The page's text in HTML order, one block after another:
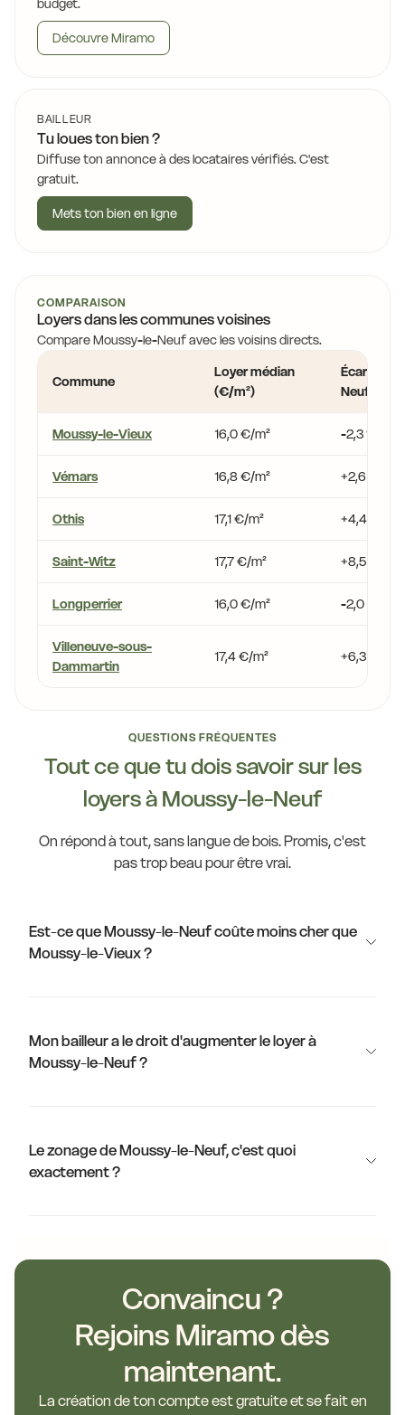
budget.
Découvre Miramo
BAILLEUR
Tu loues ton bien ?
Diffuse ton annonce à des locataires vérifiés. C'est
gratuit.
Mets ton bien en ligne
COMPARAISON
Loyers dans les communes voisines
Compare Moussy-le-Neuf avec les voisins directs.
Commune
Loyer médian
(€/m²)
Écart vs
Neuf
Moussy-le-Vieux 16,0 €/m² -2,3 %
Vémars 16,8 €/m² +2,6 %
Othis 17,1 €/m² +4,4 %
Saint-Witz 17,7 €/m² +8,5 %
Longperrier 16,0 €/m² -2,0 %
Villeneuve-sous-
Dammartin
17,4 €/m² +6,3 %
QUESTIONS FRÉQUENTES
Tout ce que tu dois savoir sur les
loyers à Moussy-le-Neuf
On répond à tout, sans langue de bois. Promis, c'est
pas trop beau pour être vrai.
Est-ce que Moussy-le-Neuf coûte moins cher que
Moussy-le-Vieux ?
Mon bailleur a le droit d'augmenter le loyer à
Moussy-le-Neuf ?
Le zonage de Moussy-le-Neuf, c'est quoi
exactement ?
Convaincu ?
Rejoins Miramo dès
maintenant.
La création de ton compte est gratuite et se fait en